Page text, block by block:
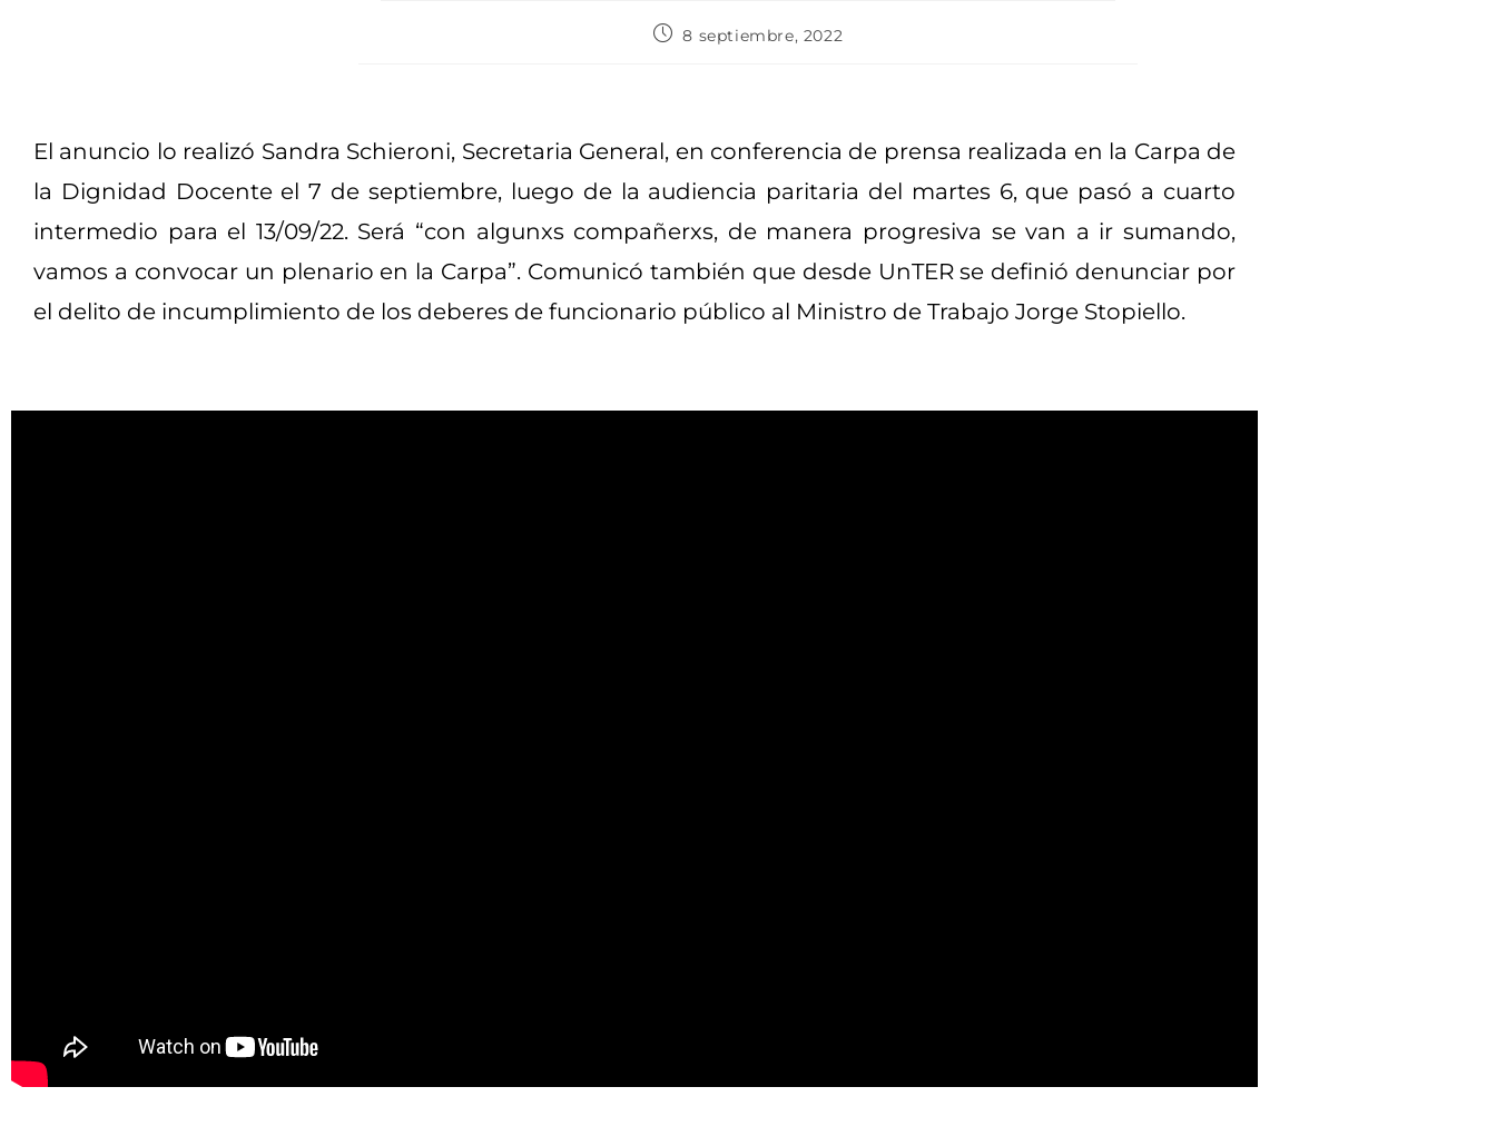
8 septiembre, 2022
El anuncio lo realizó Sandra Schieroni, Secretaria General, en conferencia de prensa realizada en la Carpa de
la Dignidad Docente el 7 de septiembre, luego de la audiencia paritaria del martes 6, que pasó a cuarto
intermedio para el 13/09/22. Será “con algunxs compañerxs, de manera progresiva se van a ir sumando,
vamos a convocar un plenario en la Carpa”. Comunicó también que desde UnTER se definió denunciar por
el delito de incumplimiento de los deberes de funcionario público al Ministro de Trabajo Jorge Stopiello.